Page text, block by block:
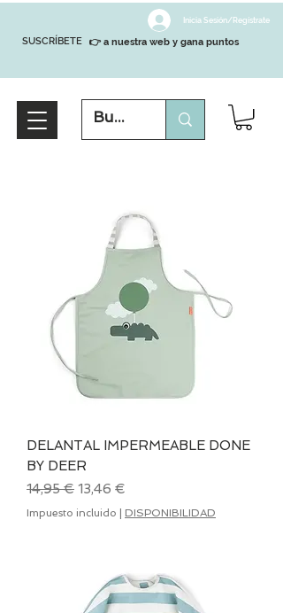
SUSCRÍBETE
Inicia Sesión/Regístrate
👉 a nuestra web y gana puntos
DELANTAL IMPERMEABLE DONE
BY DEER
Precio
14,95 € Precio de oferta
13,46 €
Impuesto incluido DISPONIBILIDAD